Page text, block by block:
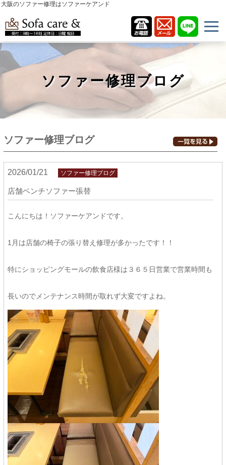
大阪のソファー修理はソファーケアンド
ソファー修理ブログ
ソファー修理ブログ
2026/01/21 ソファー修理ブログ
店舗ベンチソファー張替
こんにちは！ソファーケアンドです。
1月は店舗の椅子の張り替え修理が多かったです！！
特にショッピングモールの飲食店様は３６５日営業で営業時間も
長いのでメンテナンス時間が取れず大変ですよね。